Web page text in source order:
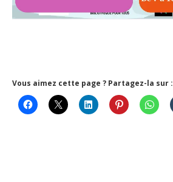
Vous aimez cette page ? Partagez-la sur :